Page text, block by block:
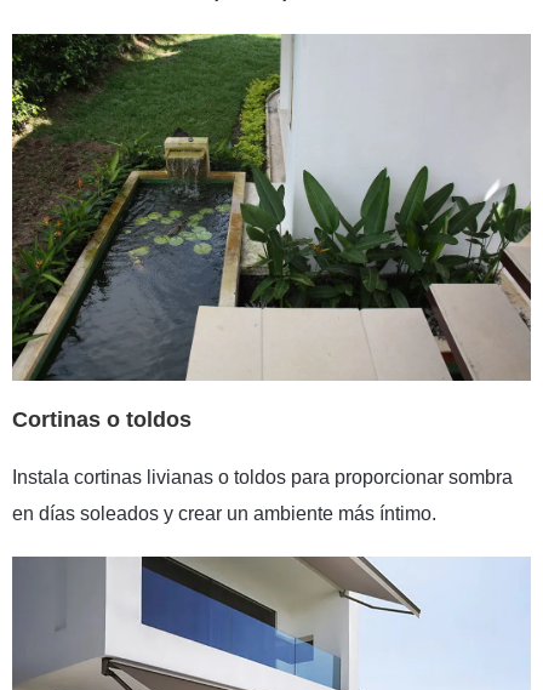
Cortinas o toldos
Instala cortinas livianas o toldos para proporcionar sombra
en días soleados y crear un ambiente más íntimo.